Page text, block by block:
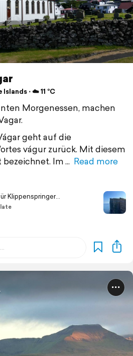
⋅ ☁️ 11 °C
Morgenessen, machen
geht auf die
vágur zurück. Mit diesem
Im
Read more
Klippenspringer...